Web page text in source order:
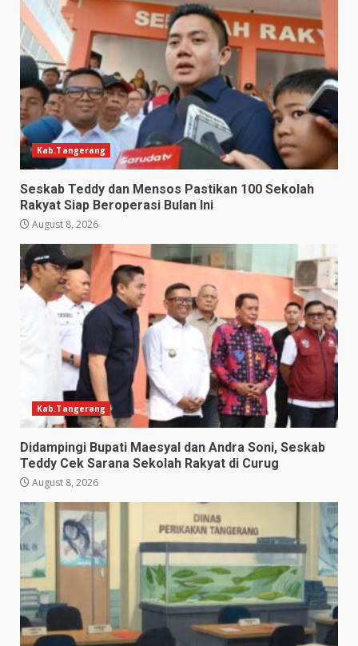
Kab.Tangerang
Seskab Teddy dan Mensos Pastikan 100 Sekolah
Rakyat Siap Beroperasi Bulan Ini
August 8, 2026
Kab.Tangerang
Didampingi Bupati Maesyal dan Andra Soni, Seskab
Teddy Cek Sarana Sekolah Rakyat di Curug
August 8, 2026